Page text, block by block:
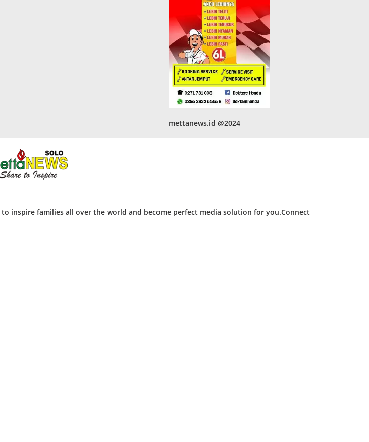
mettanews.id @2024
inspire families all over the world and become perfect media solution for you.Connect